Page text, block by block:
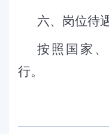
六、岗位待
按照国家
行。